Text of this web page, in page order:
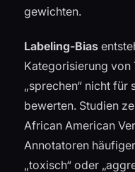
gewichten.
Labeling-Bias
Kategorisierung von
„sprechen“ nicht für
bewerten. Studien
African American
Annotatoren
„toxisch“ oder